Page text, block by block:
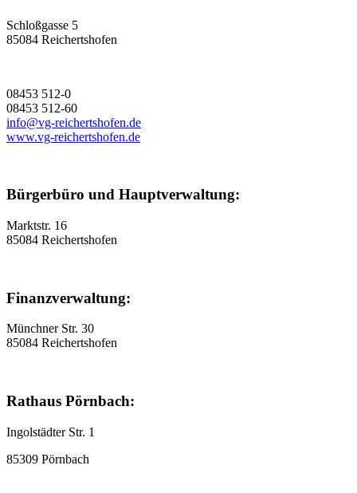
Schloßgasse 5
85084 Reichertshofen
08453 512-0
08453 512-60
info@vg-reichertshofen.de
www.vg-reichertshofen.de
Bürgerbüro und Hauptverwaltung:
Marktstr. 16
85084 Reichertshofen
Finanzverwaltung:
Münchner Str. 30
85084 Reichertshofen
Rathaus Pörnbach:
Ingolstädter Str. 1
85309 Pörnbach